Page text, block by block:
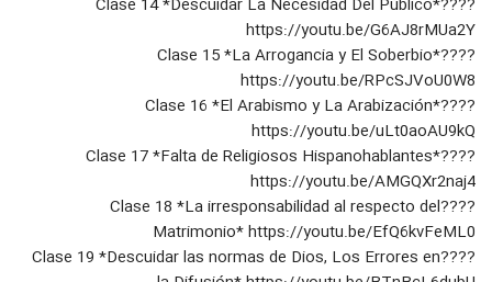
????Clase 14 *Descuidar La Necesidad Del Público*
https://youtu.be/G6AJ8rMUa2Y
????Clase 15 *La Arrogancia y El Soberbio*
https://youtu.be/RPcSJVoU0W8
????Clase 16 *El Arabismo y La Arabización*
https://youtu.be/uLt0aoAU9kQ
????Clase 17 *Falta de Religiosos Hispanohablantes*
https://youtu.be/AMGQXr2naj4
????Clase 18 *La irresponsabilidad al respecto del
Matrimonio* https://youtu.be/EfQ6kvFeML0
????Clase 19 *Descuidar las normas de Dios, Los Errores en